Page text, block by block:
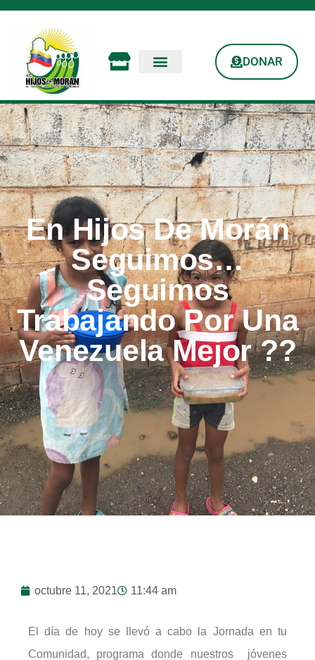
DONAR
En Hijos De Morán
Seguimos…
Seguimos
Trabajando Por Una
Venezuela Mejor ??
octubre 11, 2021 11:44 am
El día de hoy se llevó a cabo la Jornada en tu
Comunidad, programa donde nuestros jóvenes